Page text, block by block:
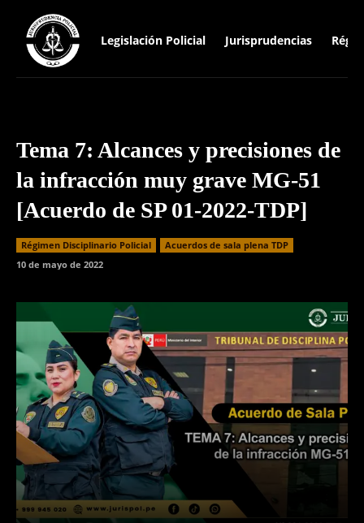
Legislación Policial Jurisprudencias
Tema 7: Alcances y precisiones de
la infracción muy grave MG-51
[Acuerdo de SP 01-2022-TDP]
Régimen Disciplinario Policial
Acuerdos de sala plena TDP
10 de mayo de 2022